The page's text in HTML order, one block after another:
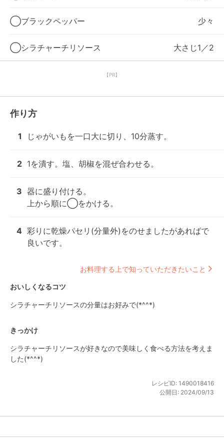
◯ブラックペッパー 少々
◯シラチャーチリソース 大さじ1／2
【PR】
作り方
1 じゃがいもを一口大に切り、10分蒸す。
2 1を潰す。塩、胡椒を混ぜ合わせる。
3 器に盛り付ける。
上から順に◯をかける。
4 彩りに乾燥パセリ(分量外)をのせましたがあればで
良いです。
お料理する上で知っていただきたいこと
おいしくなるコツ
シラチャーチリソースの分量はお好みで(*^^*)
きっかけ
シラチャーチリソースが好きなので美味しく食べる方法を考えま
した(*^^*)
レシピID: 1490018416
公開日: 2024/09/13